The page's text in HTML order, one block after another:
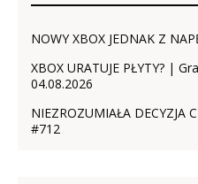
NOWY XBOX JEDNAK Z
XBOX URATUJE PŁYTY? |
04.08.2026
NIEZROZUMIAŁA DECYZJA
#712